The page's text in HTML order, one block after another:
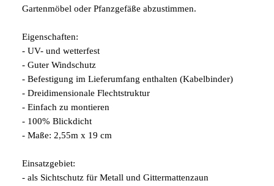
Gartenmöbel oder Pfanzgefäße abzustimmen.
Eigenschaften:
- UV- und wetterfest
- Guter Windschutz
- Befestigung im Lieferumfang enthalten (Kabelbinder)
- Dreidimensionale Flechtstruktur
- Einfach zu montieren
- 100% Blickdicht
- Maße: 2,55m x 19 cm
Einsatzgebiet:
- als Sichtschutz für Metall und Gittermattenzaun